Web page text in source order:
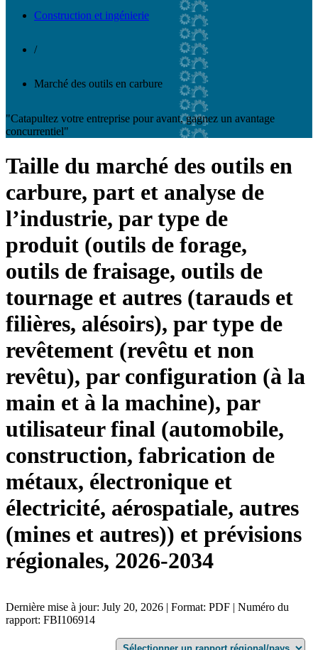
Construction et ingénierie
/
Marché des outils en carbure
"Catapultez votre entreprise pour avant, gagnez un avantage
concurrentiel"
Taille du marché des outils en
carbure, part et analyse de
l’industrie, par type de
produit (outils de forage,
outils de fraisage, outils de
tournage et autres (tarauds et
filières, alésoirs), par type de
revêtement (revêtu et non
revêtu), par configuration (à la
main et à la machine), par
utilisateur final (automobile,
construction, fabrication de
métaux, électronique et
électricité, aérospatiale, autres
(mines et autres)) et prévisions
régionales, 2026-2034
Dernière mise à jour: July 20, 2026 | Format: PDF | Numéro du
rapport: FBI106914